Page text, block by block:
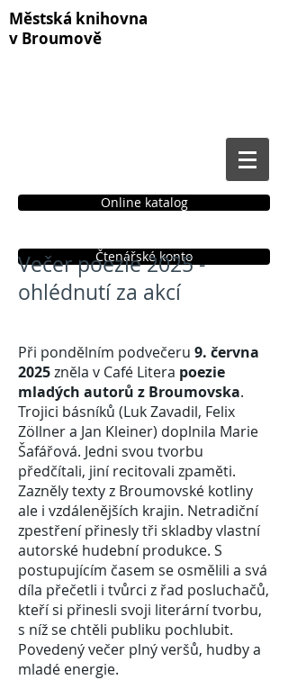
Městská knihovna
v Broumově
Online katalog
Čtenářské konto
Večer poezie 2025 -
ohlédnutí za akcí
Při pondělním podvečeru 9. června
2025zněla v Café Litera poezie
mladých autorů z Broumovska.
Trojici básníků (Luk Zavadil, Felix
Zöllner a Jan Kleiner) doplnila Marie
Šafářová. Jedni svou tvorbu
předčítali, jiní recitovali zpaměti.
Zazněly texty z Broumovské kotliny
ale i vzdálenějších krajin. Netradiční
zpestření přinesly tři skladby vlastní
autorské hudební produkce. S
postupujícím časem se osmělili a svá
díla přečetli i tvůrci z řad posluchačů,
kteří si přinesli svoji literární tvorbu,
s níž se chtěli publiku pochlubit.
Povedený večer plný veršů, hudby a
mladé energie.